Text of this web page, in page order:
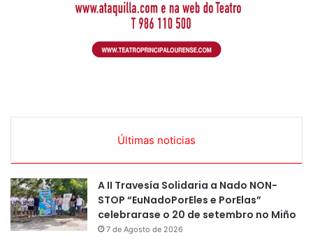
Últimas noticias
A II Travesía Solidaria a Nado NON-
STOP “EuNadoPorEles e PorElas”
celebrarase o 20 de setembro no Miño
7 de Agosto de 2026